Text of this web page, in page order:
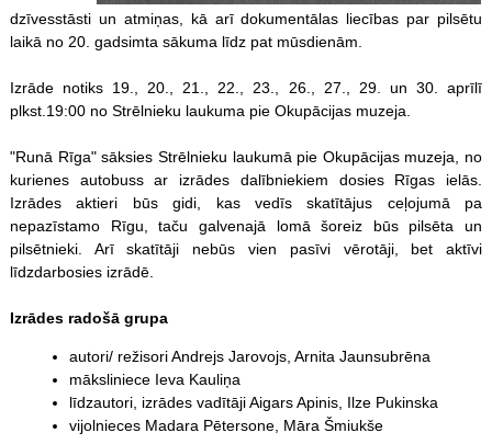
dzīvesstāsti un atmiņas, kā arī dokumentālas liecības par pilsētu
laikā no 20. gadsimta sākuma līdz pat mūsdienām.
Izrāde notiks 19., 20., 21., 22., 23., 26., 27., 29. un 30. aprīlī
plkst.19:00 no Strēlnieku laukuma pie Okupācijas muzeja.
"Runā Rīga" sāksies Strēlnieku laukumā pie Okupācijas muzeja, no
kurienes autobuss ar izrādes dalībniekiem dosies Rīgas ielās.
Izrādes aktieri būs gidi, kas vedīs skatītājus ceļojumā pa
nepazīstamo Rīgu, taču galvenajā lomā šoreiz būs pilsēta un
pilsētnieki. Arī skatītāji nebūs vien pasīvi vērotāji, bet aktīvi
līdzdarbosies izrādē.
Izrādes radošā grupa
autori/ režisori Andrejs Jarovojs, Arnita Jaunsubrēna
māksliniece Ieva Kauliņa
līdzautori, izrādes vadītāji Aigars Apinis, Ilze Pukinska
vijolnieces Madara Pētersone, Māra Šmiukše